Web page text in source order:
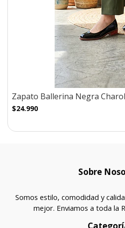
Zapato Ballerina Negra Charol
$24.990
Sobre
Somos estilo, comodidad y
mejor. Enviamos a toda la